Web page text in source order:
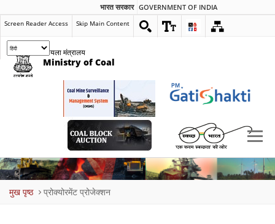
भारत सरकार GOVERNMENT OF INDIA
Screen Reader Access Skip Main Content
कोयला मंत्रालय
Ministry of Coal
Breadcrumb
मुख पृष्ठ प्रोक्योरमेंट प्रोजेक्शन